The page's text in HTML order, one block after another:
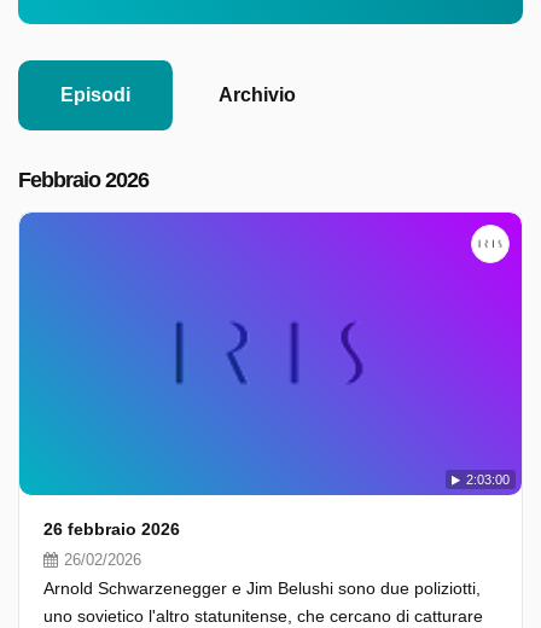
Episodi Archivio
Febbraio 2026
2:03:00
26 febbraio 2026
26/02/2026
Arnold Schwarzenegger e Jim Belushi sono due poliziotti,
uno sovietico l'altro statunitense, che cercano di catturare